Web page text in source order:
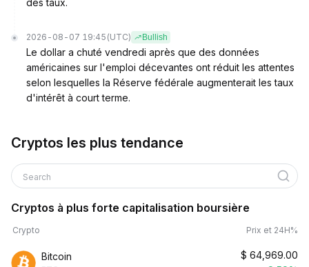
des taux.
2026-08-07 19:45 (UTC) Bullish
Le dollar a chuté vendredi après que des données
américaines sur l'emploi décevantes ont réduit les attentes
selon lesquelles la Réserve fédérale augmenterait les taux
d'intérêt à court terme.
Cryptos les plus tendance
Search
Cryptos à plus forte capitalisation boursière
Crypto Prix et 24H%
Bitcoin $ 64,969.00